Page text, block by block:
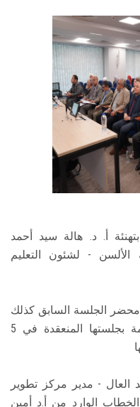
أ. د. هالة سيد أحمد
الألسن - لشئون التعليم
الجلسة السابق كذلك
المصادقة على محضر اللجنة الدائمة بجلستها المنعقدة في 5
- مدير مركز تطوير
الوارد من أ.د أمين